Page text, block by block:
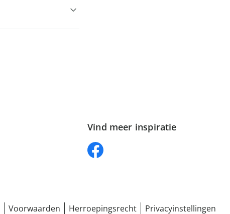
Vind meer inspiratie
Voorwaarden Herroepingsrecht Privacyinstellingen